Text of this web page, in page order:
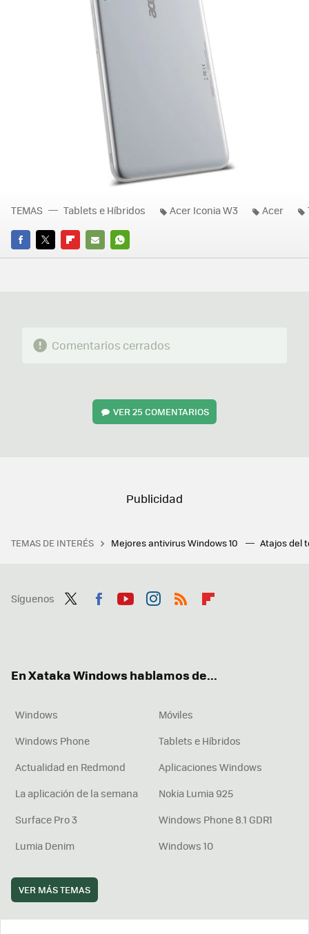
FACEBOOK
TWITTERFLIPBOARD
E-
WHATSAPP
TEMAS Tablets e Híbridos Acer Iconia W3 Acer
Comentarios cerrados
VER25 COMENTARIOS
TEMAS DE INTERÉS Mejores antivirus Windows 10 Atajos del
Síguenos
En Xataka Windows hablamos de...
Windows
Móviles
Windows Phone
Tablets e Híbridos
Actualidad en Redmond
Aplicaciones Windows
La aplicación de la semana
Nokia Lumia 925
Surface Pro 3
Windows Phone 8.1 GDR1
Lumia Denim
Windows 10
VER MÁS TEMAS